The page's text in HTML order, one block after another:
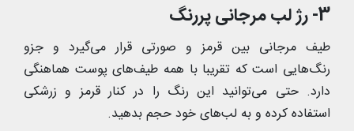
3- رژ لب مرجانی پررنگ
طیف مرجانی بین قرمز و صورتی قرار می‌گیرد و جزو
رنگ‌هایی است که تقریبا با همه طیف‌های پوست هماهنگی
دارد. حتی می‌توانید این رنگ را در کنار قرمز و زرشکی
استفاده کرده و به لب‌های خود حجم بدهید.